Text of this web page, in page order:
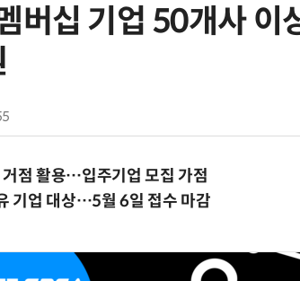
버십 기업 50개사
점 활용…입주기업 모집 가점
기업 대상…5월 6일 접수 마감
6